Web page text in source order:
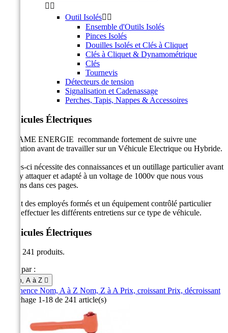
 
Outil Isolés 
Ensemble d'Outils Isolés
Pinces Isolés
Douilles Isolés et Clés à Cliquet
Clés à Cliquet & Dynamométrique
Clés
Tournevis
Détecteurs de tension
Signalisation et Cadenassage
Perches, Tapis, Nappes & Accessoires
Véhicules Électriques
CICAME ENERGIE recommande fortement de suivre une
formation avant de travailler sur un Véhicule Electrique ou Hybride.
Celles-ci nécessite des connaissances et un outillage particulier avant
de s’y attaquer et adapté à un voltage de 1000v que nous vous
offrons dans ces pages.
Il faut des employés formés et un équipement contrôlé particulier
pour effectuer les différents entretiens sur ce type de véhicule.
Véhicules Électriques
Il y a 241 produits.
Trier par :
Nom, A à Z 
Pertinence Nom, A à Z Nom, Z à APrix, croissantPrix, décroissant
Affichage 1-18 de 241 article(s)